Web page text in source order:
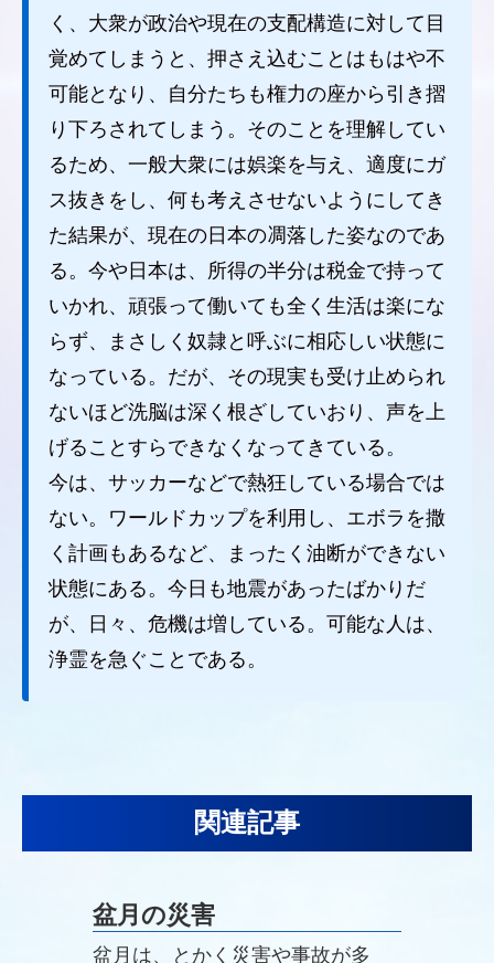
く、大衆が政治や現在の支配構造に対して目
覚めてしまうと、押さえ込むことはもはや不
可能となり、自分たちも権力の座から引き摺
り下ろされてしまう。そのことを理解してい
るため、一般大衆には娯楽を与え、適度にガ
ス抜きをし、何も考えさせないようにしてき
た結果が、現在の日本の凋落した姿なのであ
る。今や日本は、所得の半分は税金で持って
いかれ、頑張って働いても全く生活は楽にな
らず、まさしく奴隷と呼ぶに相応しい状態に
なっている。だが、その現実も受け止められ
ないほど洗脳は深く根ざしていおり、声を上
げることすらできなくなってきている。
今は、サッカーなどで熱狂している場合では
ない。ワールドカップを利用し、エボラを撒
く計画もあるなど、まったく油断ができない
状態にある。今日も地震があったばかりだ
が、日々、危機は増している。可能な人は、
浄霊を急ぐことである。
関連記事
盆月の災害
盆月は、とかく災害や事故が多